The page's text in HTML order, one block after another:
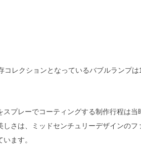
コレクションとなっているバブルランプ
プレーでコーティングする制作行程は
さは、ミッドセンチュリーデザインのフ
ます。